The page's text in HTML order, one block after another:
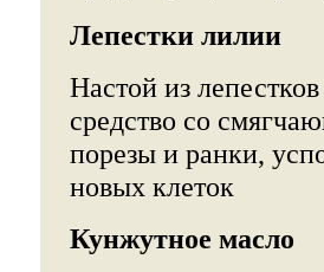
Лепестки лилии
Настой из
средство со
порезы и ранки,
новых клеток
Кунжутное масло